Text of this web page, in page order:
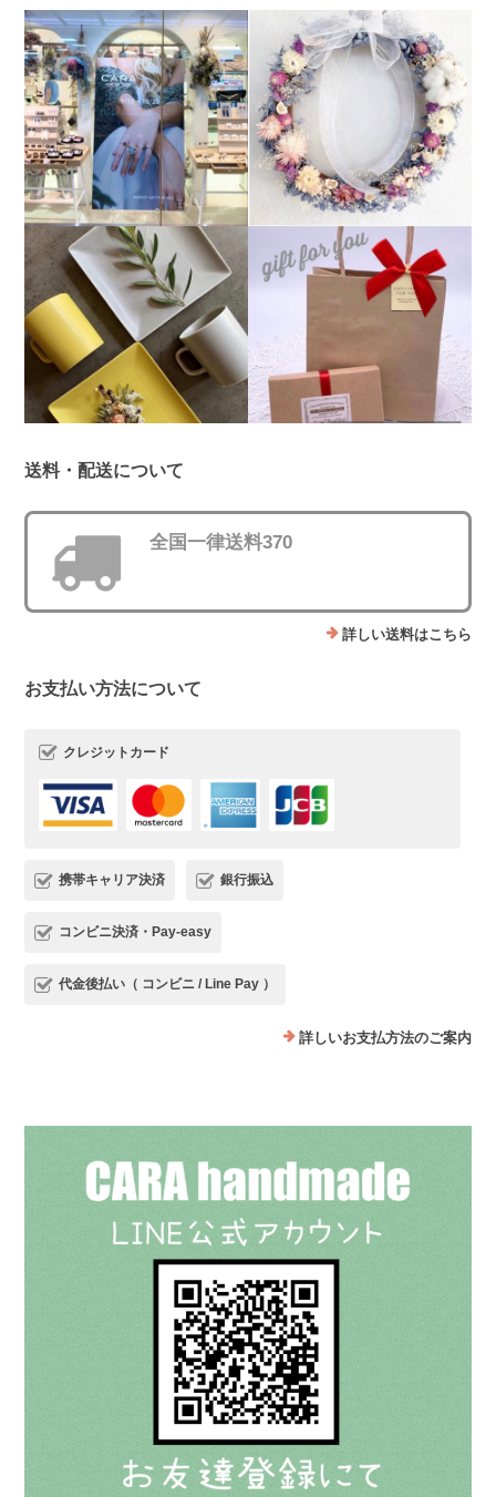
送料・配送について
全国一律送料370
詳しい送料はこちら
お支払い方法について
クレジットカード
携帯キャリア決済 銀行振込
コンビニ決済・Pay-easy
代金後払い（ コンビニ / Line Pay ）
詳しいお支払方法のご案内